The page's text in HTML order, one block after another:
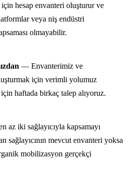
için hesap envanteri oluşturur ve
veya niş endüstri
olmayabilir.
— Envanterimiz ve
için verimli yolumuz
haftada birkaç talep alıyoruz.
az iki sağlayıcıyla kapsamayı
sağlayıcının mevcut envanteri yoksa
mobilizasyon gerçekçi